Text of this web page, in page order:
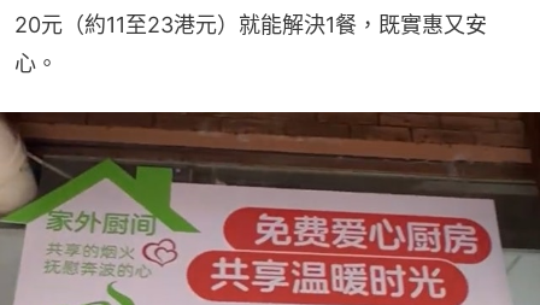
20元（約11至23港元）就能解決1餐，既實惠又安
心。